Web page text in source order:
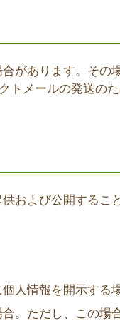
があります。その
トメールの発送の
および公開するこ
人情報を開示する
。ただし、この場